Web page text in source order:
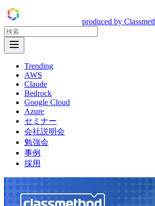
produced by
Trending
AWS
Claude
Bedrock
Google Cloud
Azure
セミナー
会社説明会
勉強会
事例
採用